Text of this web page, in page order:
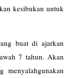
kesibukan untuk
buat di ajarkan
7 tahun. Akan
menyalahgunakan